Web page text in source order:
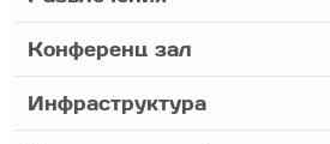
Конференц зал
Инфраструктура